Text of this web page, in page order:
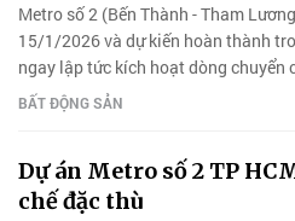
Metro số 2 (Bến Thành - Tham
15/1/2026 và dự kiến hoàn thành
ngay lập tức kích hoạt dòng chuyển
phía Tây Bắc.
BẤT ĐỘNG SẢN
Dự án Metro số 2 TP
chế đặc thù